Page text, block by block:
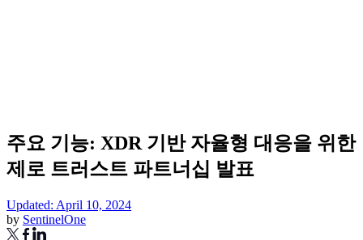
주요 기능: XDR 기반 자율형 대응을 위한
제로 트러스트 파트너십 발표
Updated: April 10, 2024
by SentinelOne